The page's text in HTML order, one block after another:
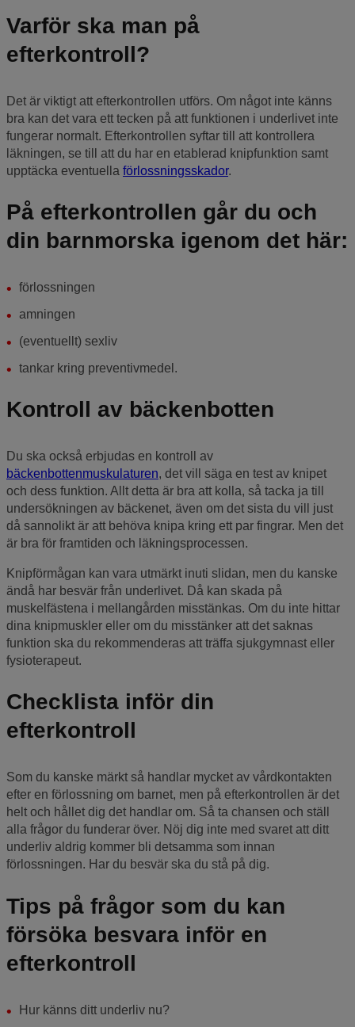
Varför ska man på
efterkontroll?
Det är viktigt att efterkontrollen utförs. Om något inte känns
bra kan det vara ett tecken på att funktionen i underlivet inte
fungerar normalt. Efterkontrollen syftar till att kontrollera
läkningen, se till att du har en etablerad knipfunktion samt
upptäcka eventuella förlossningsskador.
På efterkontrollen går du och
din barnmorska igenom det här:
förlossningen
amningen
(eventuellt) sexliv
tankar kring preventivmedel.
Kontroll av bäckenbotten
Du ska också erbjudas en kontroll av
bäckenbottenmuskulaturen, det vill säga en test av knipet
och dess funktion. Allt detta är bra att kolla, så tacka ja till
undersökningen av bäckenet, även om det sista du vill just
då sannolikt är att behöva knipa kring ett par fingrar. Men det
är bra för framtiden och läkningsprocessen.
Knipförmågan kan vara utmärkt inuti slidan, men du kanske
ändå har besvär från underlivet. Då kan skada på
muskelfästena i mellangården misstänkas. Om du inte hittar
dina knipmuskler eller om du misstänker att det saknas
funktion ska du rekommenderas att träffa sjukgymnast eller
fysioterapeut.
Checklista inför din
efterkontroll
Som du kanske märkt så handlar mycket av vårdkontakten
efter en förlossning om barnet, men på efterkontrollen är det
helt och hållet dig det handlar om. Så ta chansen och ställ
alla frågor du funderar över. Nöj dig inte med svaret att ditt
underliv aldrig kommer bli detsamma som innan
förlossningen. Har du besvär ska du stå på dig.
Tips på frågor som du kan
försöka besvara inför en
efterkontroll
Hur känns ditt underliv nu?